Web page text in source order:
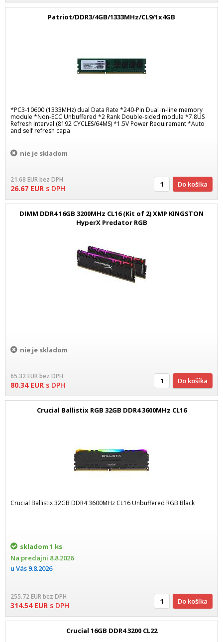
Patriot/DDR3/4GB/1333MHz/CL9/1x4GB
*PC3-10600 (1333MHz) dual Data Rate *240-Pin Dual in-line memory
module *Non-ECC Unbuffered *2 Rank Double-sided module *7.8US
Refresh Interval (8192 CYCLES/64MS) *1.5V Power Requirement *Auto
and self refresh capa
nie je skladom
21.68 EURbez DPH
26.67 EUR s DPH Do košíka
DIMM DDR4 16GB 3200MHz CL16 (Kit of 2) XMP KINGSTON
HyperX Predator RGB
nie je skladom
65.32EURbez DPH
80.34EUR s DPH Do košíka
Crucial Ballistix RGB 32GB DDR4 3600MHz CL16
Crucial Ballistix 32GB DDR4 3600MHz CL16 Unbuffered RGB Black
skladom 1 ks
Na predajni 8.8.2026
u Vás 9.8.2026
255.72EURbez DPH
314.54EUR s DPH Do košíka
Crucial 16GB DDR4 3200 CL22